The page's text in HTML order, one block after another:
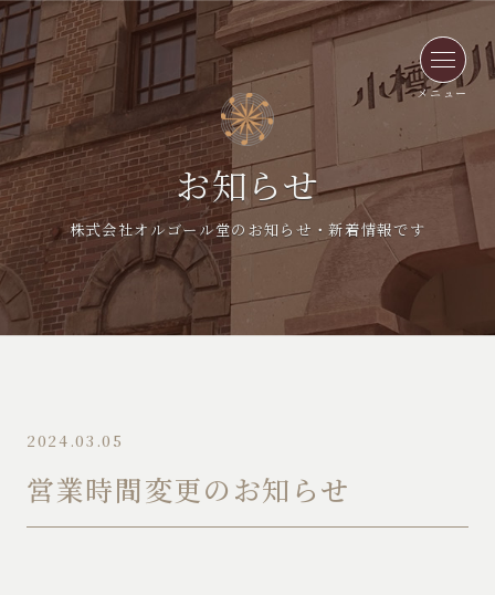
メニュー
お知らせ
株式会社オルゴール堂のお知らせ・新着情報です
2024.03.05
営業時間変更のお知らせ